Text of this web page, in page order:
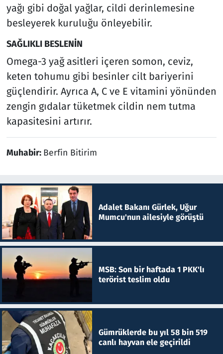
yağı gibi doğal yağlar, cildi derinlemesine
besleyerek kuruluğu önleyebilir.
SAĞLIKLI BESLENİN
Omega-3 yağ asitleri içeren somon, ceviz,
keten tohumu gibi besinler cilt bariyerini
güçlendirir. Ayrıca A, C ve E vitamini yönünden
zengin gıdalar tüketmek cildin nem tutma
kapasitesini artırır.
Muhabir: Berfin Bitirim
Adalet Bakanı Gürlek, Uğur
Mumcu'nun ailesiyle görüştü
MSB: Son bir haftada 1 PKK'lı
terörist teslim oldu
Gümrüklerde bu yıl 58 bin 519
canlı hayvan ele geçirildi